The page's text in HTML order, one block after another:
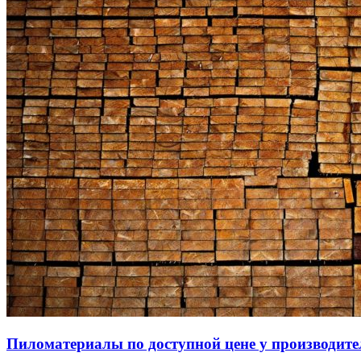
Пиломатериалы по доступной цене у